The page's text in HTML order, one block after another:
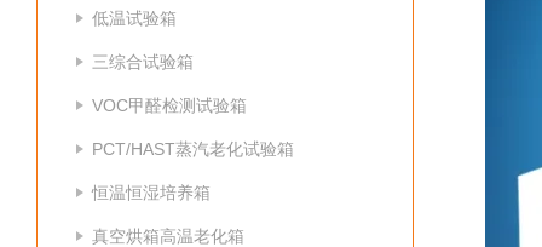
低温试验箱
三综合试验箱
VOC甲醛检测试验箱
PCT/HAST蒸汽老化试验箱
恒温恒湿培养箱
真空烘箱高温老化箱